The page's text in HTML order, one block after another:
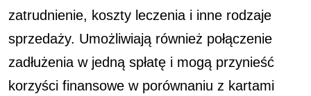
zatrudnienie, koszty leczenia i inne rodzaje
sprzedaży. Umożliwiają również połączenie
zadłużenia w jedną spłatę i mogą przynieść
korzyści finansowe w porównaniu z kartami